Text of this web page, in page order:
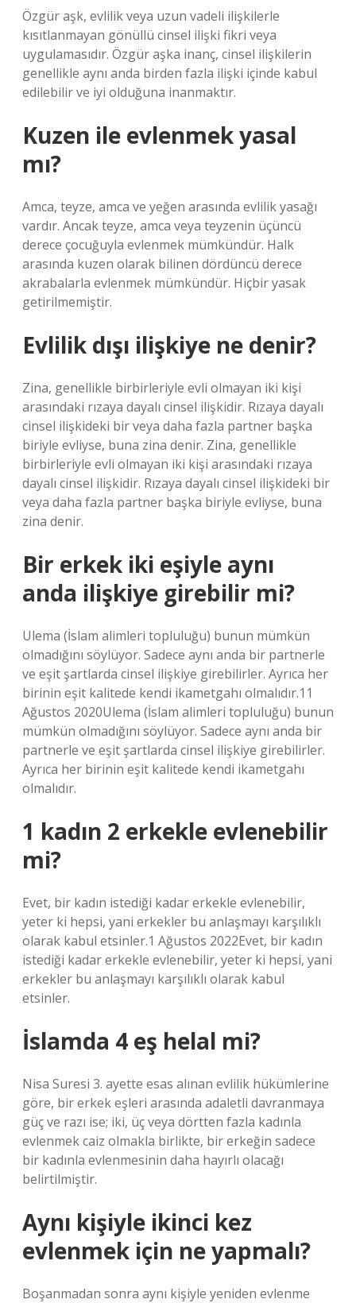
Özgür aşk, evlilik veya uzun vadeli ilişkilerle
kısıtlanmayan gönüllü cinsel ilişki fikri veya
uygulamasıdır. Özgür aşka inanç, cinsel ilişkilerin
genellikle aynı anda birden fazla ilişki içinde kabul
edilebilir ve iyi olduğuna inanmaktır.
Kuzen ile evlenmek yasal
mı?
Amca, teyze, amca ve yeğen arasında evlilik yasağı
vardır. Ancak teyze, amca veya teyzenin üçüncü
derece çocuğuyla evlenmek mümkündür. Halk
arasında kuzen olarak bilinen dördüncü derece
akrabalarla evlenmek mümkündür. Hiçbir yasak
getirilmemiştir.
Evlilik dışı ilişkiye ne denir?
Zina, genellikle birbirleriyle evli olmayan iki kişi
arasındaki rızaya dayalı cinsel ilişkidir. Rızaya dayalı
cinsel ilişkideki bir veya daha fazla partner başka
biriyle evliyse, buna zina denir. Zina, genellikle
birbirleriyle evli olmayan iki kişi arasındaki rızaya
dayalı cinsel ilişkidir. Rızaya dayalı cinsel ilişkideki bir
veya daha fazla partner başka biriyle evliyse, buna
zina denir.
Bir erkek iki eşiyle aynı
anda ilişkiye girebilir mi?
Ulema (İslam alimleri topluluğu) bunun mümkün
olmadığını söylüyor. Sadece aynı anda bir partnerle
ve eşit şartlarda cinsel ilişkiye girebilirler. Ayrıca her
birinin eşit kalitede kendi ikametgahı olmalıdır.11
Ağustos 2020Ulema (İslam alimleri topluluğu) bunun
mümkün olmadığını söylüyor. Sadece aynı anda bir
partnerle ve eşit şartlarda cinsel ilişkiye girebilirler.
Ayrıca her birinin eşit kalitede kendi ikametgahı
olmalıdır.
1 kadın 2 erkekle evlenebilir
mi?
Evet, bir kadın istediği kadar erkekle evlenebilir,
yeter ki hepsi, yani erkekler bu anlaşmayı karşılıklı
olarak kabul etsinler.1 Ağustos 2022Evet, bir kadın
istediği kadar erkekle evlenebilir, yeter ki hepsi, yani
erkekler bu anlaşmayı karşılıklı olarak kabul
etsinler.
İslamda 4 eş helal mi?
Nisa Suresi 3. ayette esas alınan evlilik hükümlerine
göre, bir erkek eşleri arasında adaletli davranmaya
güç ve razı ise; iki, üç veya dörtten fazla kadınla
evlenmek caiz olmakla birlikte, bir erkeğin sadece
bir kadınla evlenmesinin daha hayırlı olacağı
belirtilmiştir.
Aynı kişiyle ikinci kez
evlenmek için ne yapmalı?
Boşanmadan sonra aynı kişiyle yeniden evlenme